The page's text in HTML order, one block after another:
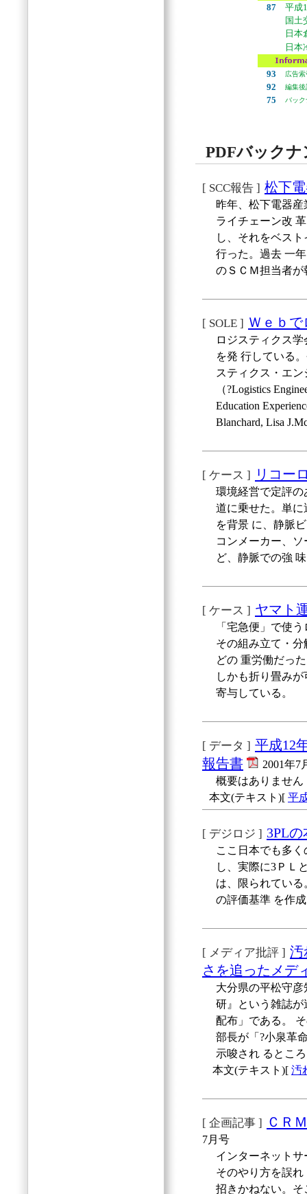
87
平成
国土
日
日
93 広告索
92 編集後
75 バック
PDFバックナ
[ SCC報告 ] 松下
昨年、松下電器
ライチェーン改
し、それをベス
行った。過去 一
のＳＣＭ担当者が
[ SOLE ] Ｗｅｂ
ロジスティクス学
を発 行している
スティクス・エ
（?Logistics
Education
Blanchard, Lisa
[ ケース ] リコー
環境経営で定評
道に乗せた。単
を背景 に、静脈
コンメーカー、
ど、静脈での強
[ ケース ] ヤマト
「宅急便」で使
その組み立て・
どの 重労働だっ
しかも折り畳み
寄与している。
[ データ ] 平成12
報告書
2001年7
概要はありません
本文(テキスト)[ 平
[ デジロジ ] 3PLの
ここ日本でも多
し、実際に3ＰＬ
は、限られてい
の評価基準 を作
[ メディア批評 ] 汚
さを追ったメデ
大分県の平松守
研』という雑誌
配布」である。
部長が「?小泉革
示唆され るとこ
本文(テキスト)[ 汚
[ 企画記事 ] ＣＲ
7月号
インターネット
そのやり方を誤
招きかねない。